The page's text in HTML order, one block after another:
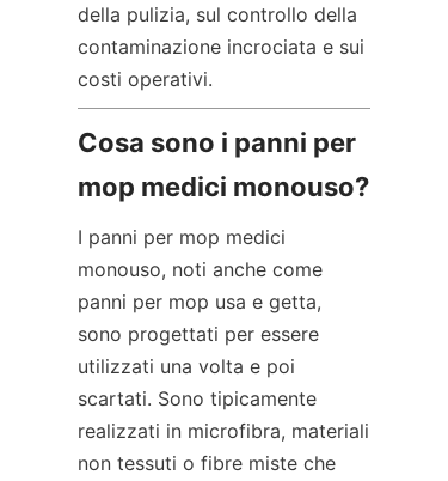
della pulizia, sul controllo della
contaminazione incrociata e sui
costi operativi.
Cosa sono i panni per
mop medici monouso?
I panni per mop medici
monouso, noti anche come
panni per mop usa e getta,
sono progettati per essere
utilizzati una volta e poi
scartati. Sono tipicamente
realizzati in microfibra, materiali
non tessuti o fibre miste che